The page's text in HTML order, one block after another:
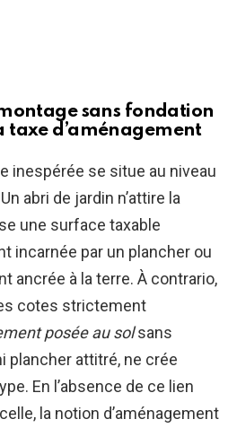
sans fondation
taxe d’aménagement
inespérée se situe au niveau
abri de jardin n’attire la
une surface taxable
incarnée par un plancher ou
ancrée à la terre. À contrario,
cotes strictement
posée au solsans
plancher attitré, ne crée
En l’absence de ce lien
la notion d’aménagement